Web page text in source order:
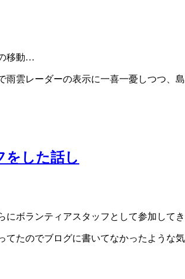
移動…
雲レーダーの表示に一喜一憂しつつ、
をした話し
ボランティアスタッフとして参加してき
てたのでブログに書いてなかったような